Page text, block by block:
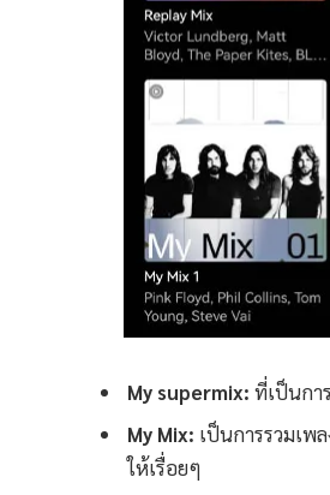
My supermix: ที่เป็นกา
My Mix: เป็นการรวมเพ
ให้เรื่อยๆ